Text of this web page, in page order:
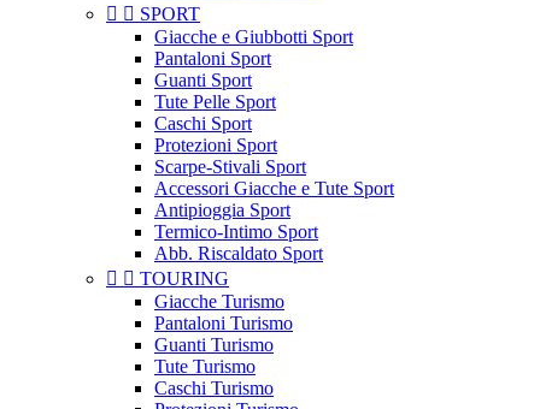
  SPORT
Giacche e Giubbotti Sport
Pantaloni Sport
Guanti Sport
Tute Pelle Sport
Caschi Sport
Protezioni Sport
Scarpe-Stivali Sport
Accessori Giacche e Tute Sport
Antipioggia Sport
Termico-Intimo Sport
Abb. Riscaldato Sport
  TOURING
Giacche Turismo
Pantaloni Turismo
Guanti Turismo
Tute Turismo
Caschi Turismo